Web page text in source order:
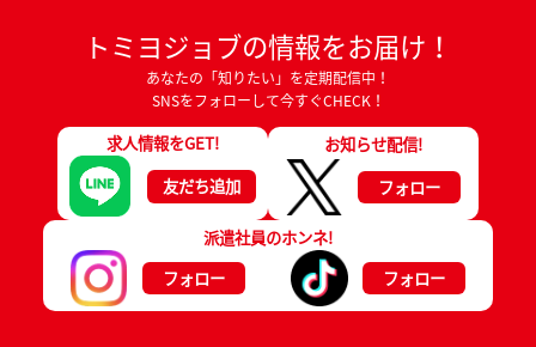
トミヨジョブの情報をお届け！
あなたの「知りたい」を定期配信中！
SNSをフォローして今すぐCHECK！
求人情報をGET!
友だち追加
お知らせ配信!
フォロー
派遣社員のホンネ!
フォロー
フォロー